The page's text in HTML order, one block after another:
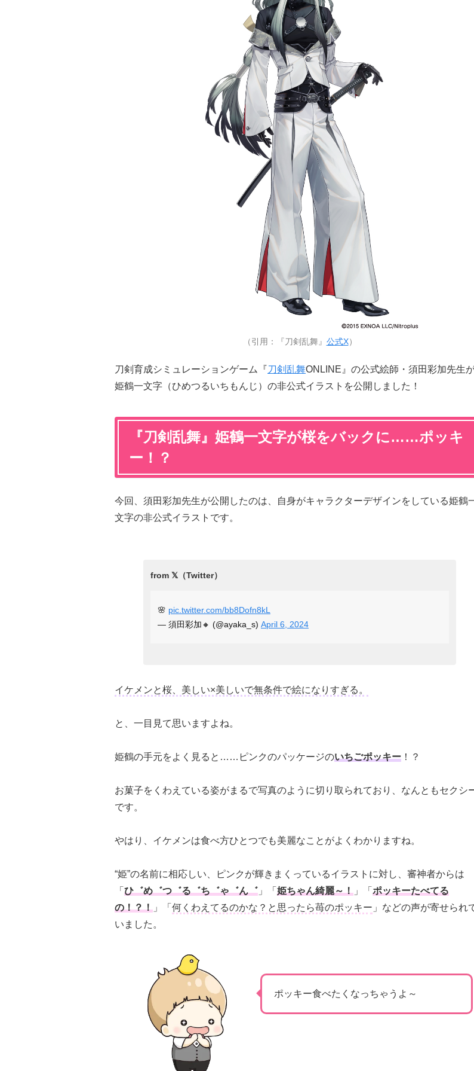
（引用：『刀剣乱舞』 公式X）
刀剣育成シミュレーションゲーム『刀剣乱舞ONLINE』の公式絵師・須田彩加先生が
姫鶴一文字（ひめつるいちもんじ）の非公式イラストを公開しました！
『刀剣乱舞』姫鶴一文字が桜をバックに……ポッキ
ー！？
今回、須田彩加先生が公開したのは、自身がキャラクターデザインをしている姫鶴
文字の非公式イラストです。
🌸 pic.twitter.com/bb8Dofn8kL
— 須田彩加🔸 (@ayaka_s) April 6, 2024
イケメンと桜、美しい×美しいで無条件で絵になりすぎる。
と、一目見て思いますよね。
姫鶴の手元をよく見ると……ピンクのパッケージのいちごポッキー ！？
お菓子をくわえている姿がまるで写真のように切り取られており、なんともセクシ
です。
やはり、イケメンは食べ方ひとつでも美麗なことがよくわかりますね。
“姫”の名前に相応しい、ピンクが輝きまくっているイラストに対し、審神者からは
「 ひ゛め゛つ゛る゛ち゛ゃ゛ん゛ 」「 姫ちゃん綺麗～！ 」「 ポッキーたべてる
の！？！ 」「 何くわえてるのかな？と思ったら苺のポッキー 」などの声が寄せられ
いました。
ポッキー食べたくなっちゃうよ～